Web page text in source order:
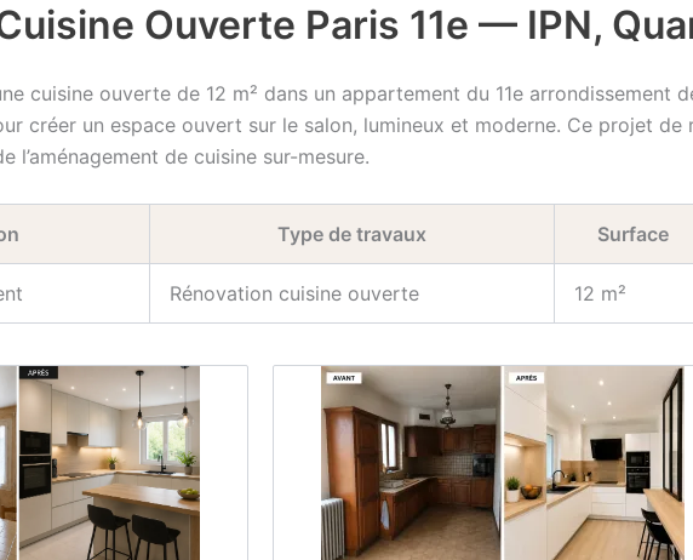
Ouverte Paris 11e — IPN,
cuisine ouverte de 12 m² dans un appartement du 11e arrondissement
créer un espace ouvert sur le salon, lumineux et moderne. Ce projet
l’aménagement de cuisine sur-mesure.
Type de travaux Surface
Rénovation cuisine ouverte 12 m²